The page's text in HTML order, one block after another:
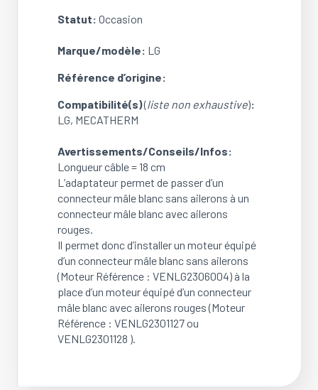
vers
blanc/rouge)
Statut: Occasion
Marque/modèle: LG
Référence d’origine:
Compatibilité(s)(liste non exhaustive):
LG, MECATHERM
Avertissements/Conseils/Infos:
Longueur câble = 18 cm
L’adaptateur permet de passer d’un
connecteur mâle blanc sans ailerons à un
connecteur mâle blanc avec ailerons
rouges.
Il permet donc d’installer un moteur équipé
d’un connecteur mâle blanc sans ailerons
(Moteur Référence : VENLG2306004) à la
place d’un moteur équipé d’un connecteur
mâle blanc avec ailerons rouges (Moteur
Référence : VENLG2301127 ou
VENLG2301128 ).